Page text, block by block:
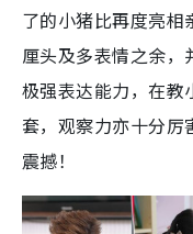
了的小猪比再度亮
厘头及多表情之余
极强表达能力，在教
套，观察力亦十分厉
震撼！